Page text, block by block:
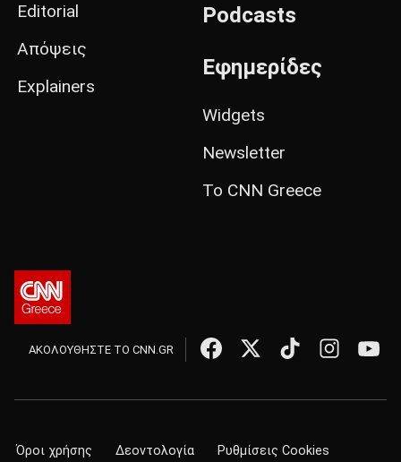
Editorial
Απόψεις
Explainers
Podcasts
Εφημερίδες
Widgets
Newsletter
Το CNN Greece
ΑΚΟΛΟΥΘΗΣΤΕ ΤΟ CNN.GR
Όροι χρήσης Δεοντολογία Ρυθμίσεις Cookies